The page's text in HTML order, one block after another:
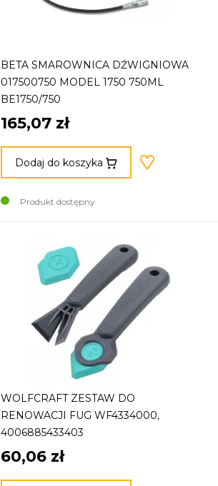
BETA SMAROWNICA DŹWIGNIOWA
017500750 MODEL 1750 750ML
BE1750/750
165,07 zł
Dodaj do koszyka
Produkt dostępny
WOLFCRAFT ZESTAW DO
RENOWACJI FUG WF4334000,
4006885433403
60,06 zł